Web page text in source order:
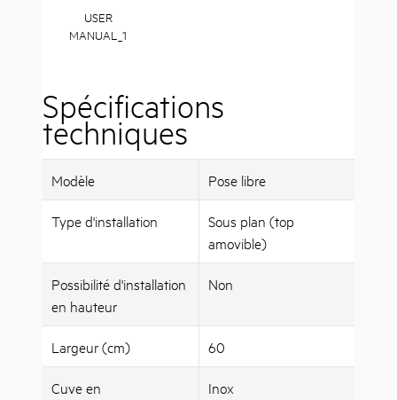
USER
MANUAL_1
Spécifications
techniques
Modèle Pose libre
Type d'installation
Sous plan (top
amovible)
Possibilité d'installation
en hauteur
Non
Largeur (cm) 60
Cuve en Inox